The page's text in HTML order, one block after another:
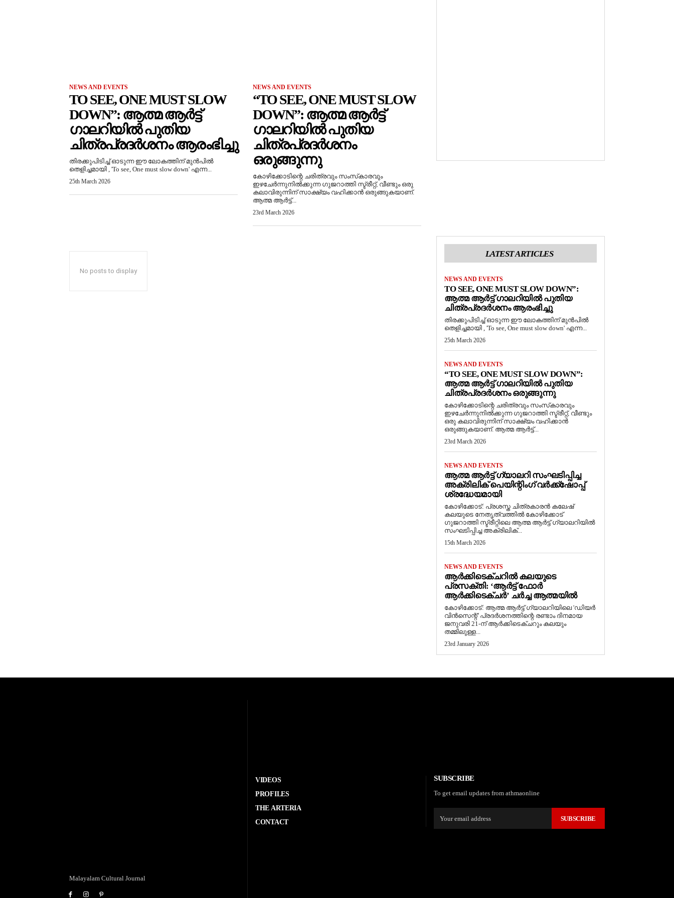
NEWS AND EVENTS
TO SEE, ONE MUST SLOW
DOWN”: ആത്മ ആർട്ട്
ഗാലറിയിൽ പുതിയ
ചിത്രപ്രദർശനം ആരംഭിച്ചു
തിരക്കുപിടിച്ച് ഓടുന്ന ഈ ലോകത്തിന് മുൻപിൽ
തെളിച്ചമായി , 'To see, One must slow down' എന്ന...
25th March 2026
NEWS AND EVENTS
“TO SEE, ONE MUST SLOW
DOWN”: ആത്മ ആർട്ട്
ഗാലറിയിൽ പുതിയ
ചിത്രപ്രദർശനം
ഒരുങ്ങുന്നു
കോഴിക്കോടിന്റെ ചരിത്രവും സംസ്‌കാരവും
ഇഴചേർന്നുനിൽക്കുന്ന ഗുജറാത്തി സ്ട്രീറ്റ്, വീണ്ടും ഒരു
കലാവിരുന്നിന് സാക്ഷ്യം വഹിക്കാൻ ഒരുങ്ങുകയാണ്.
ആത്മ ആർട്ട്...
23rd March 2026
No posts to display
LATEST ARTICLES
NEWS AND EVENTS
TO SEE, ONE MUST SLOW DOWN”:
ആത്മ ആർട്ട് ഗാലറിയിൽ പുതിയ
ചിത്രപ്രദർശനം ആരംഭിച്ചു
തിരക്കുപിടിച്ച് ഓടുന്ന ഈ ലോകത്തിന് മുൻപിൽ
തെളിച്ചമായി , 'To see, One must slow down' എന്ന...
25th March 2026
NEWS AND EVENTS
“TO SEE, ONE MUST SLOW DOWN”:
ആത്മ ആർട്ട് ഗാലറിയിൽ പുതിയ
ചിത്രപ്രദർശനം ഒരുങ്ങുന്നു
കോഴിക്കോടിന്റെ ചരിത്രവും സംസ്‌കാരവും
ഇഴചേർന്നുനിൽക്കുന്ന ഗുജറാത്തി സ്ട്രീറ്റ്, വീണ്ടും
ഒരു കലാവിരുന്നിന് സാക്ഷ്യം വഹിക്കാൻ
ഒരുങ്ങുകയാണ്. ആത്മ ആർട്ട്...
23rd March 2026
NEWS AND EVENTS
ആത്മ ആർട്ട് ഗ്യാലറി സംഘടിപ്പിച്ച
അക്രിലിക് പെയിന്റിംഗ് വർക്ക്‌ഷോപ്പ്
ശ്രദ്ധേയമായി
കോഴിക്കോട്: പ്രശസ്ത ചിത്രകാരൻ കലേഷ്
കലയുടെ നേതൃത്വത്തിൽ കോഴിക്കോട്
ഗുജറാത്തി സ്ട്രീറ്റിലെ ആത്മ ആർട്ട് ഗ്യാലറിയിൽ
സംഘടിപ്പിച്ച അക്രിലിക്...
15th March 2026
NEWS AND EVENTS
ആർക്കിടെക്ചറിൽ കലയുടെ
പ്രസക്തി: ‘ആർട്ട് ഫോർ
ആർക്കിടെക്ചർ’ ചർച്ച ആത്മയിൽ
​കോഴിക്കോട്: ആത്മ ആർട്ട് ഗ്യാലറിയിലെ 'ഡിയർ
വിൻസെന്റ്' പ്രദർശനത്തിന്റെ രണ്ടാം ദിനമായ
ജനുവരി 21-ന് ആർക്കിടെക്ചറും കലയും
തമ്മിലുള്ള...
23rd January 2026
Malayalam Cultural Journal
VIDEOS
PROFILES
THE ARTERIA
CONTACT
SUBSCRIBE
To get email updates from athmaonline
SUBSCRIBE